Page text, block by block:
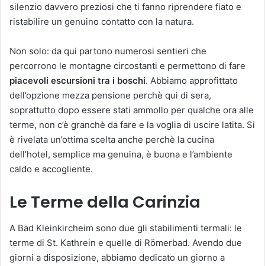
silenzio davvero preziosi che ti fanno riprendere fiato e
ristabilire un genuino contatto con la natura.
Non solo: da qui partono numerosi sentieri che
percorrono le montagne circostanti e permettono di fare
piacevoli escursioni tra i boschi. Abbiamo approfittato
dell’opzione mezza pensione perchè qui di sera,
soprattutto dopo essere stati ammollo per qualche ora alle
terme, non c’è granchè da fare e la voglia di uscire latita. Si
è rivelata un’ottima scelta anche perchè la cucina
dell’hotel, semplice ma genuina, è buona e l’ambiente
caldo e accogliente.
Le Terme della Carinzia
A Bad Kleinkircheim sono due gli stabilimenti termali: le
terme di St. Kathrein e quelle di Römerbad. Avendo due
giorni a disposizione, abbiamo dedicato un giorno a